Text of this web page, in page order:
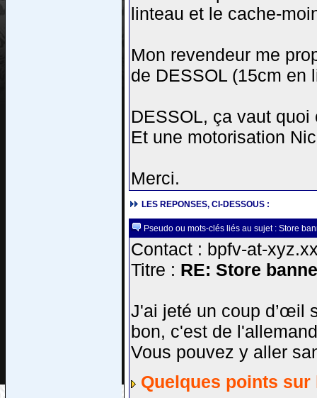
linteau et le cache-
Mon revendeur me
de DESSOL (15cm en
DESSOL, ça vaut
Et une motorisation
Merci.
LES REPONSES, CI-DESSOUS :
Pseudo ou mots-clés liés au sujet : Store
Contact : bpfv-at-
Titre : RE: Store
J'ai jeté un coup d’œil
bon, c'est de
Vous pouvez y aller
Quelques points sur